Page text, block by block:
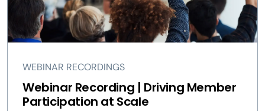
WEBINAR RECORDINGS
Webinar Recording | Driving Member
Participation at Scale